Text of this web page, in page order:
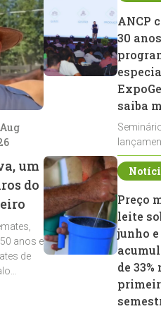
um
do
anos e
de
ANCP
30
saiba
Sumário
debates,
integram a
entidade
Preço
leite
junho e
de 33%